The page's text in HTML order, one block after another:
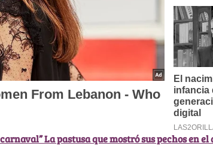
La pastusa que mostró sus pechos en el